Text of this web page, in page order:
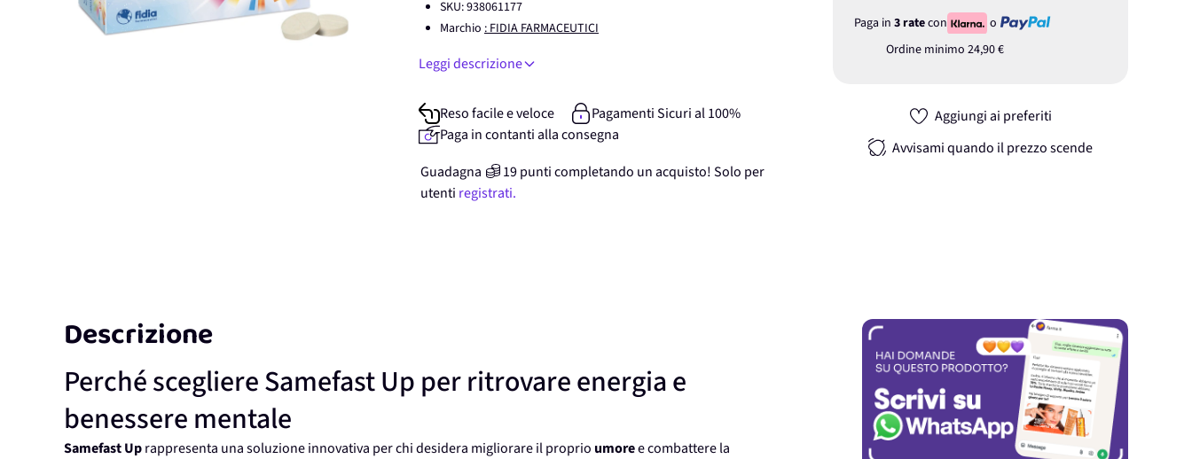
Paga in 3 ratecon
o
Ordine minimo 24,90 €
Aggiungi ai preferiti
Avvisami quando il prezzo scende
SKU:938061177
Marchio : FIDIA FARMACEUTICI
Leggi descrizione
Reso facile e veloce
Pagamenti Sicuri al 100%
Paga in contanti alla consegna
Guadagna
19punticompletando un acquisto! Solo per
utenti registrati.
Descrizione
Perché scegliere Samefast Up per ritrovare energia e
benessere mentale
Samefast Uprappresenta una soluzione innovativa per chi desidera migliorare il proprio umoree combattere la